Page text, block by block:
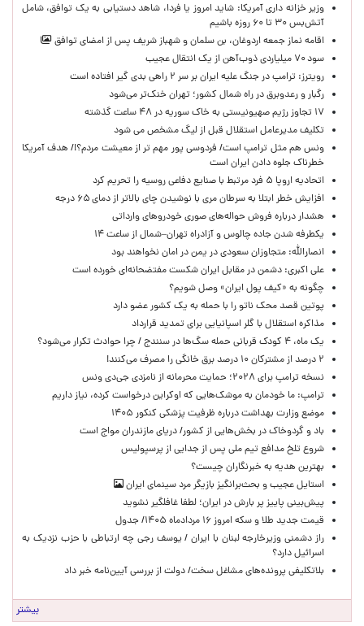
وزیر خزانه داری آمریکا: شاید امروز یا فردا، شاهد دستیابی به یک توافق، شامل
آتش‌بس ۳۰ تا ۶۰ روزه باشیم
اقامه نماز جمعه اردوغان، بن ‌سلمان و شهباز شریف پس از امضای توافق
سود ۷۰ میلیاردی ذوب‌آهن از یک انتقال عجیب
رویترز: ترامپ در جنگ علیه ایران بر سر ۲ راهی بدی گیر افتاده است
رگبار و رعدوبرق در راه شمال کشور؛ تهران خنک‌تر می‌شود
۱۷ تجاوز رژیم صهیونیستی به خاک سوریه در ۴۸ ساعت گذشته
تکلیف مدیرعامل استقلال قبل از لیگ مشخص می شود
ونس هم مثل ترامپ است/ فردوسی پور مهم تر از معیشت مردم؟!/ هدف آمریکا
خطرناک جلوه دادن ایران است
اتحادیه اروپا ۵ فرد مرتبط با صنایع دفاعی روسیه را تحریم کرد
افزایش خطر ابتلا به سرطان مری با نوشیدن چای بالاتر از دمای ۶۵ درجه
هشدار درباره فروش حواله‌های صوری خودروهای وارداتی
یکطرفه شدن جاده چالوس و آزادراه تهران–شمال از ساعت ۱۴
انصارالله: متجاوزان سعودی در یمن در امان نخواهند بود
علی اکبری: دشمن در مقابل ایران شکست مفتضحانه‌ای خورده است
چگونه به «کیف پول ایران» وصل شویم؟
پوتین قصد محک ناتو را با حمله به یک کشور عضو دارد
مذاکره استقلال با گلر اسپانیایی برای تمدید قرارداد
یک ماه، ۴ کودک قربانی حمله سگ‌ها در سنندج / چرا حوادث تکرار می‌شود؟
۲ درصد از مشترکان ۱۰ درصد برق خانگی را مصرف می‌کنند!
نسخه ترامپ برای ۲۰۲۸؛ حمایت محرمانه از نامزدی جی‌دی ونس
ترامپ: ما خودمان به موشک‌هایی که اوکراین درخواست کرده، نیاز داریم
موضع وزارت بهداشت درباره ظرفیت پزشکی کنکور ۱۴۰۵
باد و گردوخاک در بخش‌هایی از کشور/ دریای مازندران مواج است
شروع تلخ مدافع تیم ملی پس از جدایی از پرسپولیس
بهترین هدیه به خبرنگاران چیست؟
استایل عجیب و بحث‌برانگیز بازیگر مرد سینمای ایران
پیش‌بینی پاییز پر بارش در ایران؛ لطفا غافلگیر نشوید
قیمت جدید طلا و سکه امروز ۱۶ مردادماه ۱۴۰۵/ جدول
راز دشمنی وزیرخارجه لبنان با ایران / یوسف رجی چه ارتباطی با حزب نزدیک به
اسرائیل دارد؟
بلاتکلیفی پرونده‌های مشاغل سخت/ دولت از بررسی آیین‌نامه خبر داد
بیشتر